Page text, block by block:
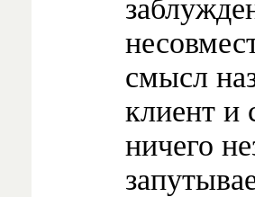
смысл
клиент и
ничего